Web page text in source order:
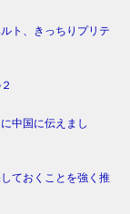
ト、きっちりプリテ
中国に伝えまし
ておくことを強く推